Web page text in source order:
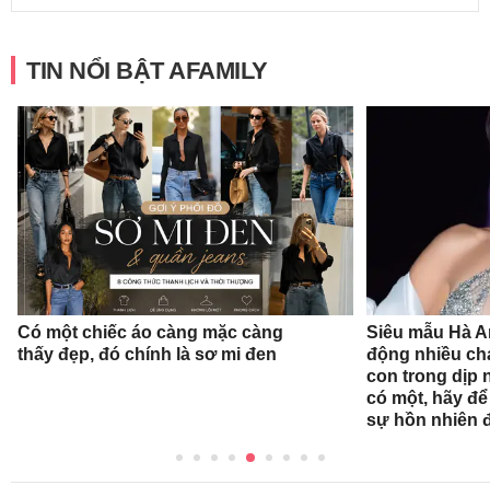
TIN NỔI BẬT AFAMILY
Có một chiếc áo càng mặc càng
thấy đẹp, đó chính là sơ mi đen
Siêu mẫu Hà
động nhiều
con trong dịp
có một, hãy
sự hồn nhiên